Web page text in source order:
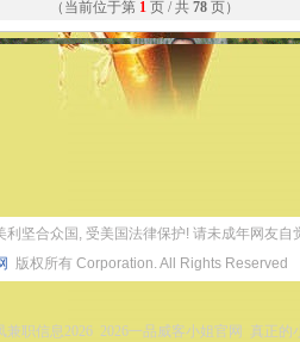
（当前位于第 1页 / 共 78页）
利坚合众国, 受美国法律保护! 请未成年网友自
版权所有 Corporation. All Rights Reserved
兼职信息2026 2026一品威客小姐官网 真正的